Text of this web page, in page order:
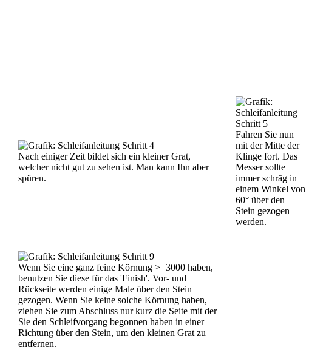
Nach einiger Zeit bildet sich ein kleiner Grat,
welcher nicht gut zu sehen ist. Man kann Ihn aber
spüren.
Fahren Sie nun
mit der Mitte der
Klinge fort. Das
Messer sollte
immer schräg in
einem Winkel von
60° über den
Stein gezogen
werden.
Wenn Sie eine ganz feine Körnung >=3000 haben,
benutzen Sie diese für das 'Finish'. Vor- und
Rückseite werden einige Male über den Stein
gezogen. Wenn Sie keine solche Körnung haben,
ziehen Sie zum Abschluss nur kurz die Seite mit der
Sie den Schleifvorgang begonnen haben in einer
Richtung über den Stein, um den kleinen Grat zu
entfernen.